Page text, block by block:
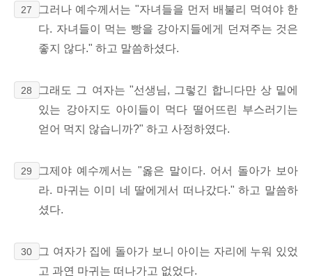
27
그러나 예수께서는 "자녀들을 먼저 배불리 먹여야 한
다. 자녀들이 먹는 빵을 강아지들에게 던져주는 것은
좋지 않다." 하고 말씀하셨다.
28
그래도 그 여자는 "선생님, 그렇긴 합니다만 상 밑에
있는 강아지도 아이들이 먹다 떨어뜨린 부스러기는
얻어 먹지 않습니까?" 하고 사정하였다.
29
그제야 예수께서는 "옳은 말이다. 어서 돌아가 보아
라. 마귀는 이미 네 딸에게서 떠나갔다." 하고 말씀하
셨다.
30
그 여자가 집에 돌아가 보니 아이는 자리에 누워 있었
고 과연 마귀는 떠나가고 없었다.